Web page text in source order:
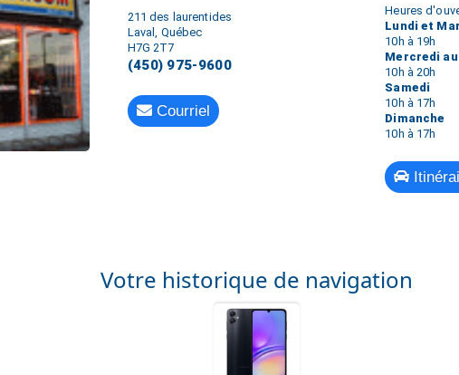
211 des laurentides
Laval, Québec
H7G 2T7
(450) 975-9600
Courriel
Heures
Lundi et
10h à 19h
Mercredi
10h à 20h
Samedi
10h à 17h
Dimanche
10h à 17h
Votre historique de navigation